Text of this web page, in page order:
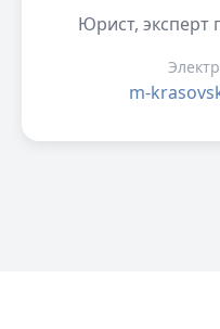
Юрист, эксперт
m-